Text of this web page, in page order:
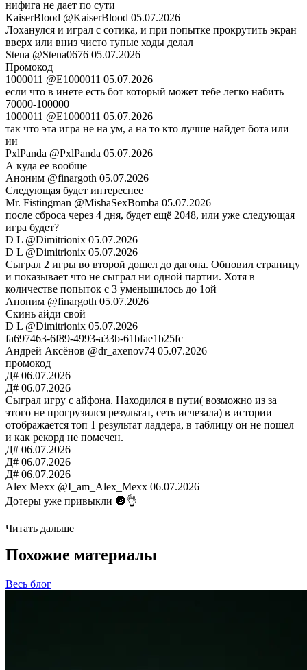
нифига не дает по сути
KaiserBlood @KaiserBlood 05.07.2026
Лоханулся и играл с сотика, и при попытке прокрутить экран
вверх или вниз чисто тупые ходы делал
Stena @Stena0676 05.07.2026
Промокод
1000011 @E1000011 05.07.2026
если что в инете есть бот который может тебе легко набить
70000-100000
1000011 @E1000011 05.07.2026
так что эта игра не на ум, а на то кто лучше найдет бота или
ии
PxlPanda @PxlPanda 05.07.2026
А куда ее вообще
Аноним @finargoth 05.07.2026
Следующая будет интереснее
Mr. Fistingman @MishaSexBomba 05.07.2026
после сброса через 4 дня, будет ещё 2048, или уже следующая
игра будет?
D L @Dimitrionix 05.07.2026
D L @Dimitrionix 05.07.2026
Сыграл 2 игры во второй дошел до дагона. Обновил страницу
и показывает что не сыграл ни одной партии. Хотя в
количестве попыток с 3 уменьшилось до 1ой
Аноним @finargoth 05.07.2026
Скинь айди свой
D L @Dimitrionix 05.07.2026
fa697463-6f89-4993-a33b-61bfae1b25fc
Андрей Аксёнов @dr_axenov74 05.07.2026
промокод
Д# 06.07.2026
Д# 06.07.2026
Сыграл игру с айфона. Находился в пути( возможно из за
этого не прогрузился результат, сеть исчезала) в истории
отображается топ 1 результат ладдера, в таблицу он не пошел
и как рекорд не помечен.
Д# 06.07.2026
Д# 06.07.2026
Д# 06.07.2026
Alex Mexx @I_am_Alex_Mexx 06.07.2026
Дотеры уже привыкли 🌚👌
Читать дальше
Похожие материалы
Весь блог